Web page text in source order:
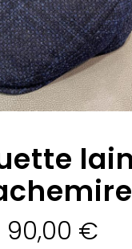
90,00 €